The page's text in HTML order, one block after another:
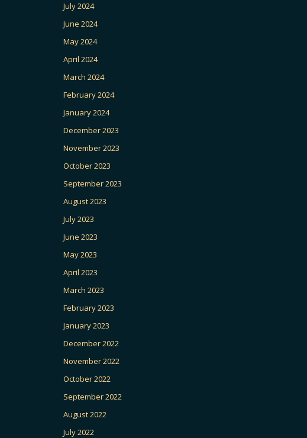
July 2024
June 2024
May 2024
April 2024
March 2024
February 2024
January 2024
December 2023
November 2023
October 2023
September 2023
August 2023
July 2023
June 2023
May 2023
April 2023
March 2023
February 2023
January 2023
December 2022
November 2022
October 2022
September 2022
August 2022
July 2022